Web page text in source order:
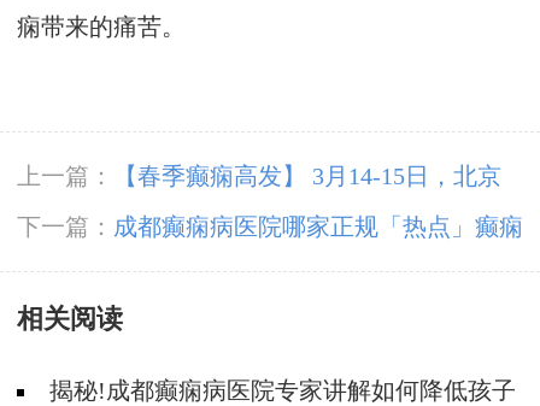
痫带来的痛苦。
上一篇：
【春季癫痫高发】 3月14-15日，北京
三甲“博士级”大咖陈葵教授亲临成都免费会诊，
不容错过!
下一篇： 成都癫痫病医院哪家正规「热点」癫痫
病人如何护理？
相关阅读
揭秘!成都癫痫病医院专家讲解如何降低孩子